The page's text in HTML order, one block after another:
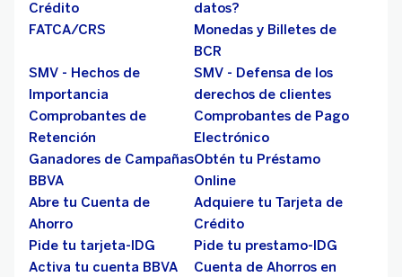
Crédito
datos?
FATCA/CRS
Monedas y Billetes de
BCR
SMV - Hechos de
Importancia
SMV - Defensa de los
derechos de clientes
Comprobantes de
Retención
Comprobantes de Pago
Electrónico
Ganadores de Campañas
BBVA
Obtén tu Préstamo
Online
Abre tu Cuenta de
Ahorro
Adquiere tu Tarjeta de
Crédito
Pide tu tarjeta-IDG
Pide tu prestamo-IDG
Activa tu cuenta BBVA
Cuenta de Ahorros en